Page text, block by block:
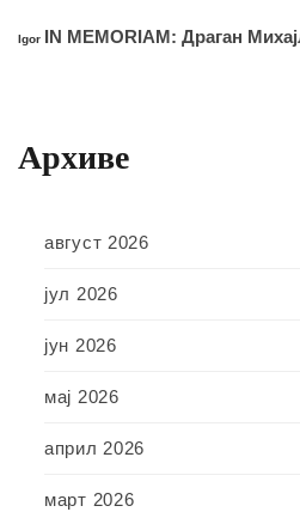
Igor IN MEMORIAM: Драган
Архиве
август 2026
јул 2026
јун 2026
мај 2026
април 2026
март 2026